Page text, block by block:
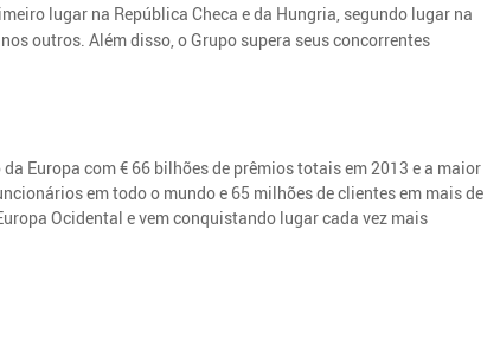
lugar na República Checa e da Hungria, segundo lugar na
outros. Além disso, o Grupo supera seus concorrentes
Europa com € 66 bilhões de prêmios totais em 2013 e a maior
em todo o mundo e 65 milhões de clientes em mais de
Ocidental e vem conquistando lugar cada vez mais